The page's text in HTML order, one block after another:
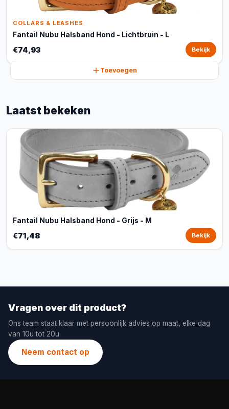
COLLARS & LEASHES
Fantail Nubu Halsband Hond - Lichtbruin - L
€74,93 Bekijk
Toevoegen
Laatst bekeken
Fantail Nubu Halsband Hond - Grijs - M
€71,48 Bekijk
Vragen over dit product?
Ons team staat klaar met persoonlijk advies op maat, elke dag
van 10u tot 20u.
Neem contact op